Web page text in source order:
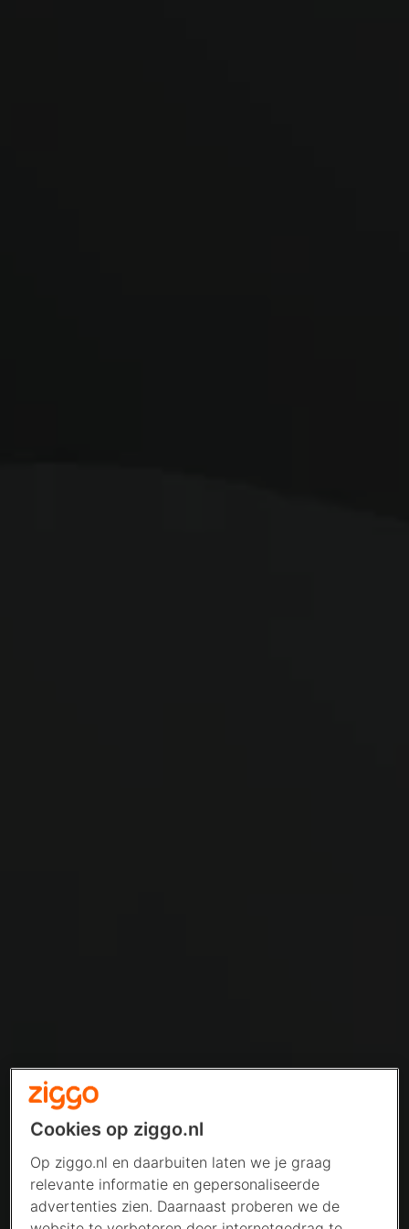
Cookies op ziggo.nl
Op ziggo.nl en daarbuiten laten we je graag
relevante informatie en gepersonaliseerde
advertenties zien. Daarnaast proberen we de